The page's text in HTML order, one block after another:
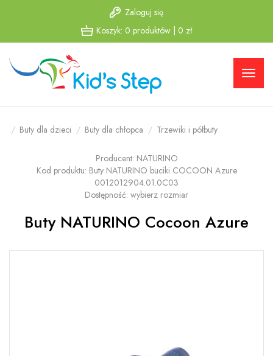
do menu
głównego
do
menu w
stopce
Zaloguj się
Koszyk: 0 produktów 0 zł
Buty dla dzieci Buty dla chłopca Trzewiki i półbuty
Producent: NATURINO
Kod produktu: Buty NATURINO buciki COCOON Azure
0012012904.01.0C03
Dostępność: wybierz rozmiar
Buty NATURINO Cocoon Azure